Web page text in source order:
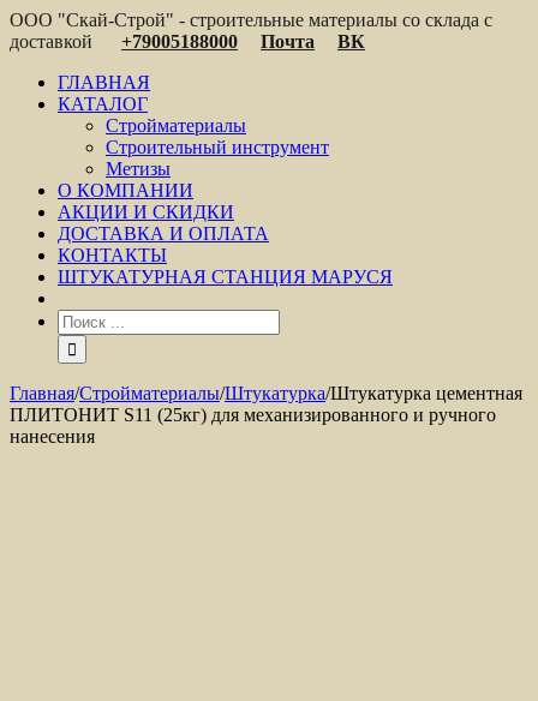
ООО "Скай-Строй" - строительные материалы со склада с
доставкой
+79005188000 Почта
ВК
ГЛАВНАЯ
КАТАЛОГ
Стройматериалы
Строительный инструмент
Метизы
О КОМПАНИИ
АКЦИИ И СКИДКИ
ДОСТАВКА И ОПЛАТА
КОНТАКТЫ
ШТУКАТУРНАЯ СТАНЦИЯ МАРУСЯ
Главная/Стройматериалы/Штукатурка/Штукатурка цементная
ПЛИТОНИТ S11 (25кг) для механизированного и ручного
нанесения